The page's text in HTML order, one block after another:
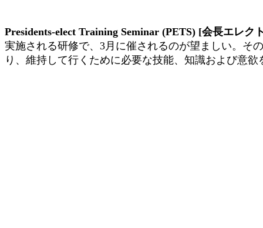
Presidents-elect Training Seminar (PETS) [会長エレク
実施される研修で、 3月に催されるのが望ましい。そ
り、維持して行くために必要な技能、知識および意